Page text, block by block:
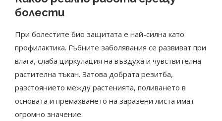
болести
При болестите био защитата е най-силна като
профилактика. Гъбните заболявания се развиват при
влага, слаба циркулация на въздуха и чувствителна
растителна тъкан. Затова добрата резитба,
разстоянието между растенията, поливането в
основата и премахването на заразени листа имат
огромно значение.